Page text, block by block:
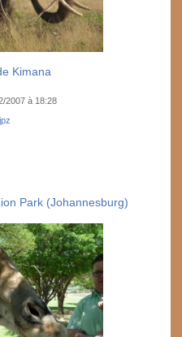
Kimana
2007 à 18:28
jpz
Park (Johannesburg)